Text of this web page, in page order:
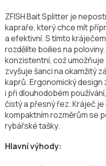
ZFISH Bait Splitter je
kapraře, který chce mít
a efektivní. S tímto
rozdělíte boilies na
konzistentní, což
zvyšuje šanci na okamžitý
kaprů. Ergonomický
i při dlouhodobém
čistý a přesný řez. Kráječ
kompaktním rozměrům se
rybářské tašky.
Hlavní výhody: